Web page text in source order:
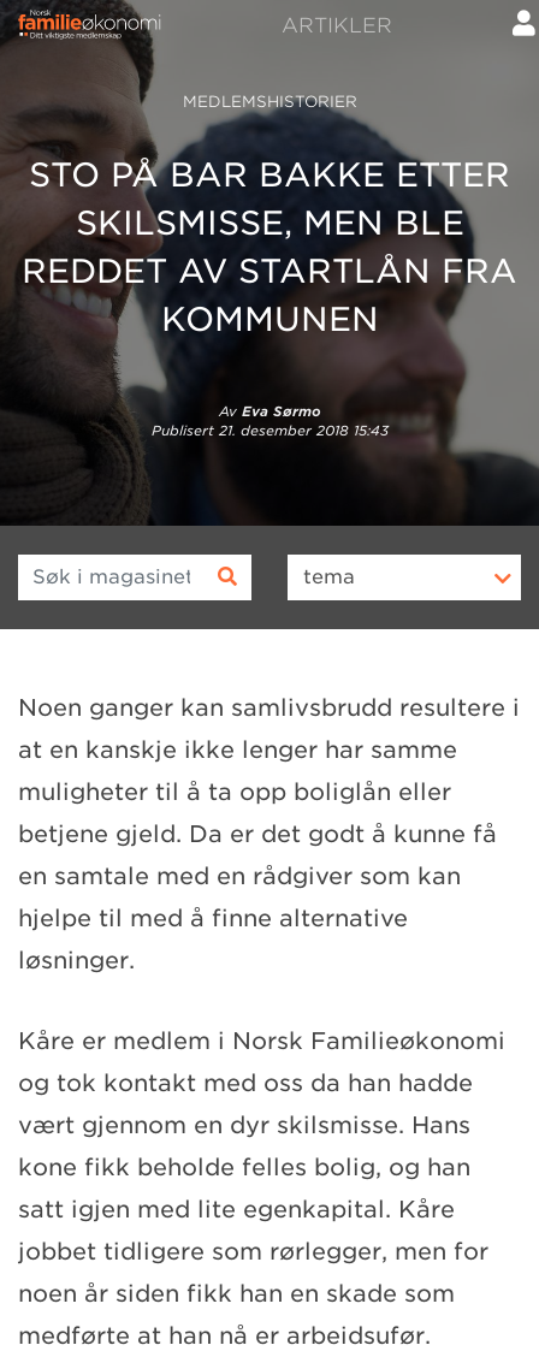
ARTIKLER
MEDLEMSHISTORIER
STO PÅ BAR BAKKE ETTER
SKILSMISSE, MEN BLE
REDDET AV STARTLÅN FRA
KOMMUNEN
Av Eva Sørmo
Publisert 21. desember 2018 15:43
Søk i magasinet tema
Noen ganger kan samlivsbrudd resultere i
at en kanskje ikke lenger har samme
muligheter til å ta opp boliglån eller
betjene gjeld. Da er det godt å kunne få
en samtale med en rådgiver som kan
hjelpe til med å finne alternative
løsninger.
Kåre er medlem i Norsk Familieøkonomi
og tok kontakt med oss da han hadde
vært gjennom en dyr skilsmisse. Hans
kone fikk beholde felles bolig, og han
satt igjen med lite egenkapital. Kåre
jobbet tidligere som rørlegger, men for
noen år siden fikk han en skade som
medførte at han nå er arbeidsufør.